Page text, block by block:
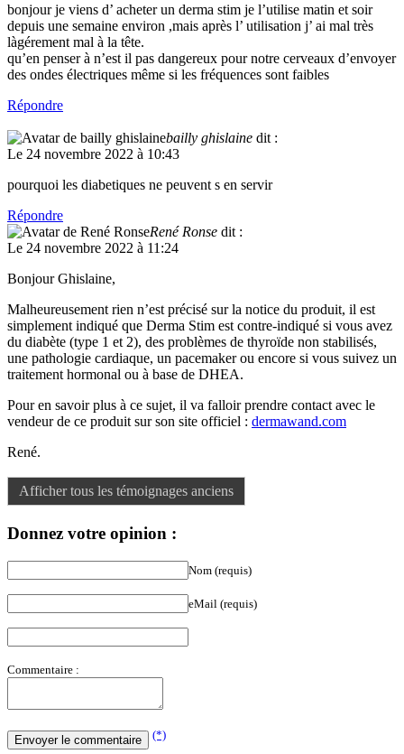
bonjour je viens d’ acheter un derma stim je l’utilise matin et soir
depuis une semaine environ ,mais après l’ utilisation j’ ai mal très
làgérement mal à la tête.
qu’en penser à n’est il pas dangereux pour notre cerveaux d’envoyer
des ondes électriques même si les fréquences sont faibles
Répondre
bailly ghislaine dit :
Le 24 novembre 2022 à 10:43
pourquoi les diabetiques ne peuvent s en servir
Répondre
René Ronse dit :
Le 24 novembre 2022 à 11:24
Bonjour Ghislaine,
Malheureusement rien n’est précisé sur la notice du produit, il est
simplement indiqué que Derma Stim est contre-indiqué si vous avez
du diabète (type 1 et 2), des problèmes de thyroïde non stabilisés,
une pathologie cardiaque, un pacemaker ou encore si vous suivez un
traitement hormonal ou à base de DHEA.
Pour en savoir plus à ce sujet, il va falloir prendre contact avec le
vendeur de ce produit sur son site officiel : dermawand.com
René.
Afficher tous les témoignages anciens
Donnez votre opinion :
Nom (requis)
eMail (requis)
Commentaire :
(*)